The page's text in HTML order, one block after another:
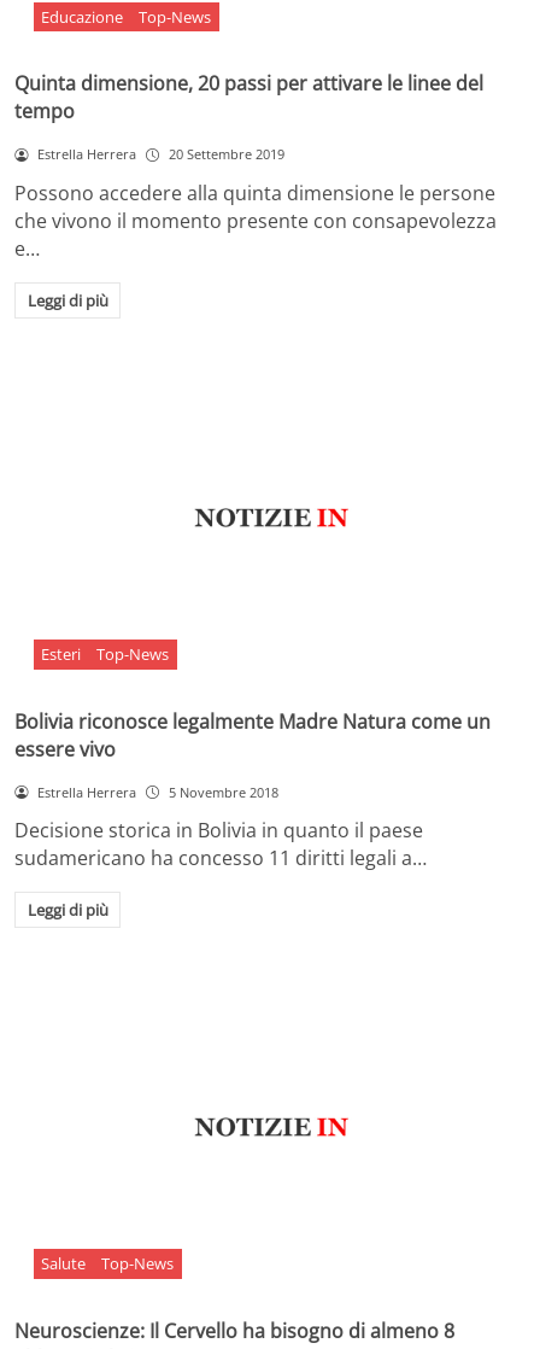
Educazione Top-News
Quinta dimensione, 20 passi per attivare le linee del
tempo
Estrella Herrera 20 Settembre 2019
Possono accedere alla quinta dimensione le persone
che vivono il momento presente con consapevolezza
e…
Leggi di più
Esteri Top-News
Bolivia riconosce legalmente Madre Natura come un
essere vivo
Estrella Herrera 5 Novembre 2018
Decisione storica in Bolivia in quanto il paese
sudamericano ha concesso 11 diritti legali a…
Leggi di più
Salute Top-News
Neuroscienze: Il Cervello ha bisogno di almeno 8